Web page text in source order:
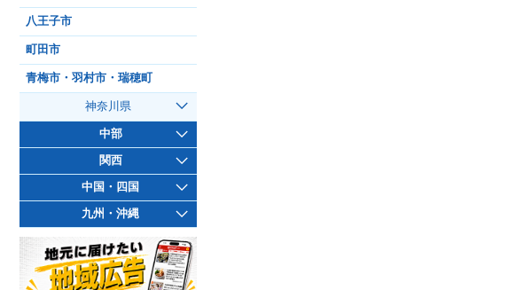
八王子市
町田市
青梅市・羽村市・瑞穂町
神奈川県
中部
関西
中国・四国
九州・沖縄